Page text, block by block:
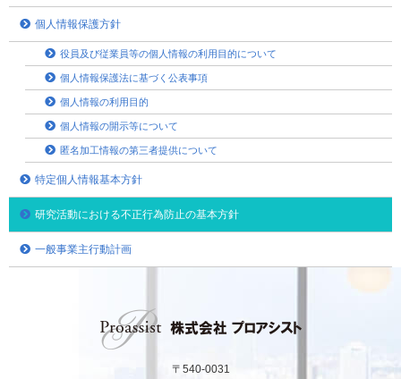
個人情報保護方針
役員及び従業員等の個人情報の利用目的について
個人情報保護法に基づく公表事項
個人情報の利用目的
個人情報の開示等について
匿名加工情報の第三者提供について
特定個人情報基本方針
研究活動における不正行為防止の基本方針
一般事業主行動計画
〒540-0031